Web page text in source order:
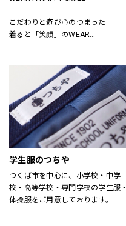
こだわりと遊び心のつまった
着ると「笑顔」のWEAR
学生服のつちや
つくば市を中心に、小学校・中学
校・高等学校・専門学校の学生服・
体操服をご用意しております。